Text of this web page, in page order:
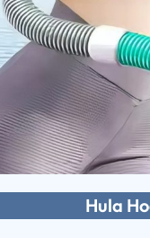
Hula